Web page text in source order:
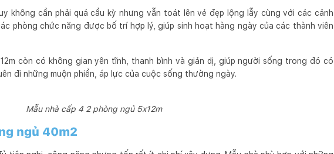
không cần phải quá cầu kỳ nhưng vẫn toát lên vẻ đẹp lộng lẫy cùng với các cảnh
phòng chức năng được bố trí hợp lý, giúp sinh hoạt hàng ngày của các thành viên
còn có không gian yên tĩnh, thanh bình và giản dị, giúp người sống trong đó có
đi những muộn phiền, áp lực của cuộc sống thường ngày.
Mẫu nhà cấp 4 2 phòng ngủ 5x12m
ngủ 40m2